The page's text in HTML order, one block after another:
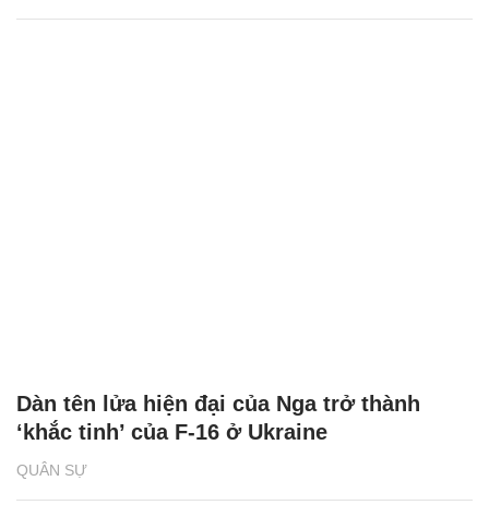
QUÂN SỰ
Dàn tên lửa hiện đại của Nga trở thành
‘khắc tinh’ của F-16 ở Ukraine